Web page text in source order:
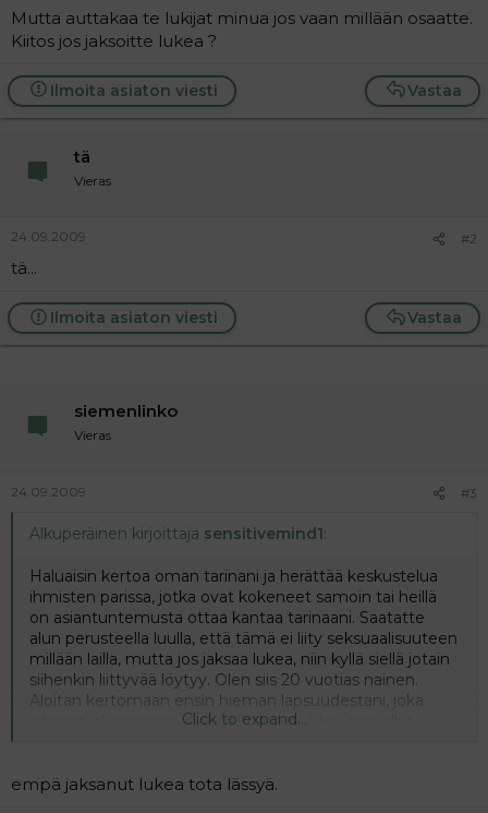
Mutta auttakaa te lukijat minua jos vaan millään osaatte.
Kiitos jos jaksoitte lukea ?
Vastaa
Ilmoita asiaton viesti
tä
Vieras
24.09.2009 #2
tä...
Vastaa
Ilmoita asiaton viesti
siemenlinko
Vieras
24.09.2009 #3
Alkuperäinen kirjoittaja sensitivemind1:
Haluaisin kertoa oman tarinani ja herättää keskustelua
ihmisten parissa, jotka ovat kokeneet samoin tai heillä
on asiantuntemusta ottaa kantaa tarinaani. Saatatte
alun perusteella luulla, että tämä ei liity seksuaalisuuteen
millään lailla, mutta jos jaksaa lukea, niin kyllä siellä jotain
siihenkin liittyvää löytyy. Olen siis 20 vuotias nainen.
Aloitan kertomaan ensin hieman lapsuudestani, joka
pääosin oli normaali ja onnellinenkin. Olen aina ollut
voimakkaimmin ensimmäisiä kertoja esiin kun en millään
Click to expand...
empä jaksanut lukea tota lässyä.